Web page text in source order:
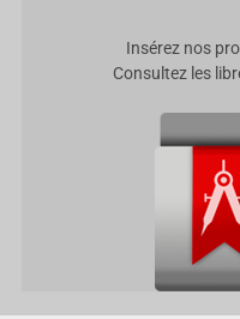
Insérez nos
Consultez les